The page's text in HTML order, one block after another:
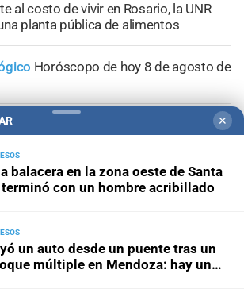
al costo de vivir en Rosario, la UNR
planta pública de alimentos
Horóscopo de hoy 8 de agosto de
Horóscopo de hoy para Piscis: 08 de
Horóscopo de hoy para Acuario: 08
✕
balacera en la zona oeste de Santa
terminó con un hombre acribillado
un auto desde un puente tras un
múltiple en Mendoza: hay un